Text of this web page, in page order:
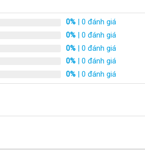
0% | 0 đánh giá
0% | 0 đánh giá
0% | 0 đánh giá
0% | 0 đánh giá
0% | 0 đánh giá